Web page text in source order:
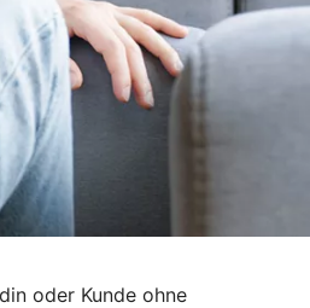
oder Kunde ohne